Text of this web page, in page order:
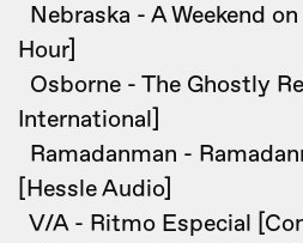
Nebraska - A Weekend
Hour]
Osborne - The Ghostly
International]
Ramadanman -
[Hessle Audio]
V/A - Ritmo Especial